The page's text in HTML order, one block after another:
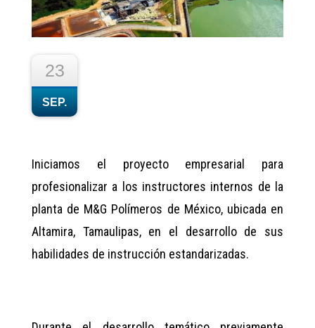
23
SEP.
Iniciamos el proyecto empresarial para
profesionalizar a los instructores internos de la
planta de M&G Polímeros de México, ubicada en
Altamira, Tamaulipas, en el desarrollo de sus
habilidades de instrucción estandarizadas.